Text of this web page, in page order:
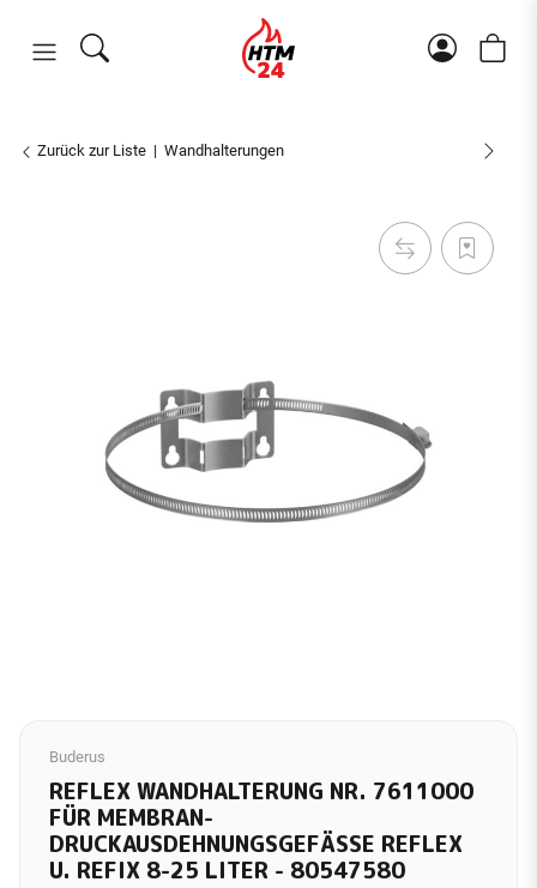
Zurück zur Liste Wandhalterungen
Buderus
REFLEX WANDHALTERUNG NR. 7611000
FÜR MEMBRAN-
DRUCKAUSDEHNUNGSGEFÄSSE REFLEX U
. REFIX 8-25 LITER - 80547580